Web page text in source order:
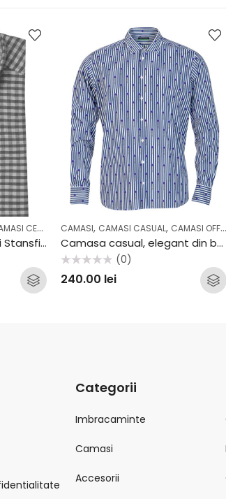
,ELEGANT
CEREMONIE ,CASUAL,COLECTII
Camasa casual carouri Stansfield SS2037CF
CAMASI, CAMASI CASUAL, CAMASI OFFICE
Camasa casual, elegant din bumbac Stansfield FW2008
la
(0)
240.00 lei
Categorii
Imbracaminte
Camasi
Accesorii